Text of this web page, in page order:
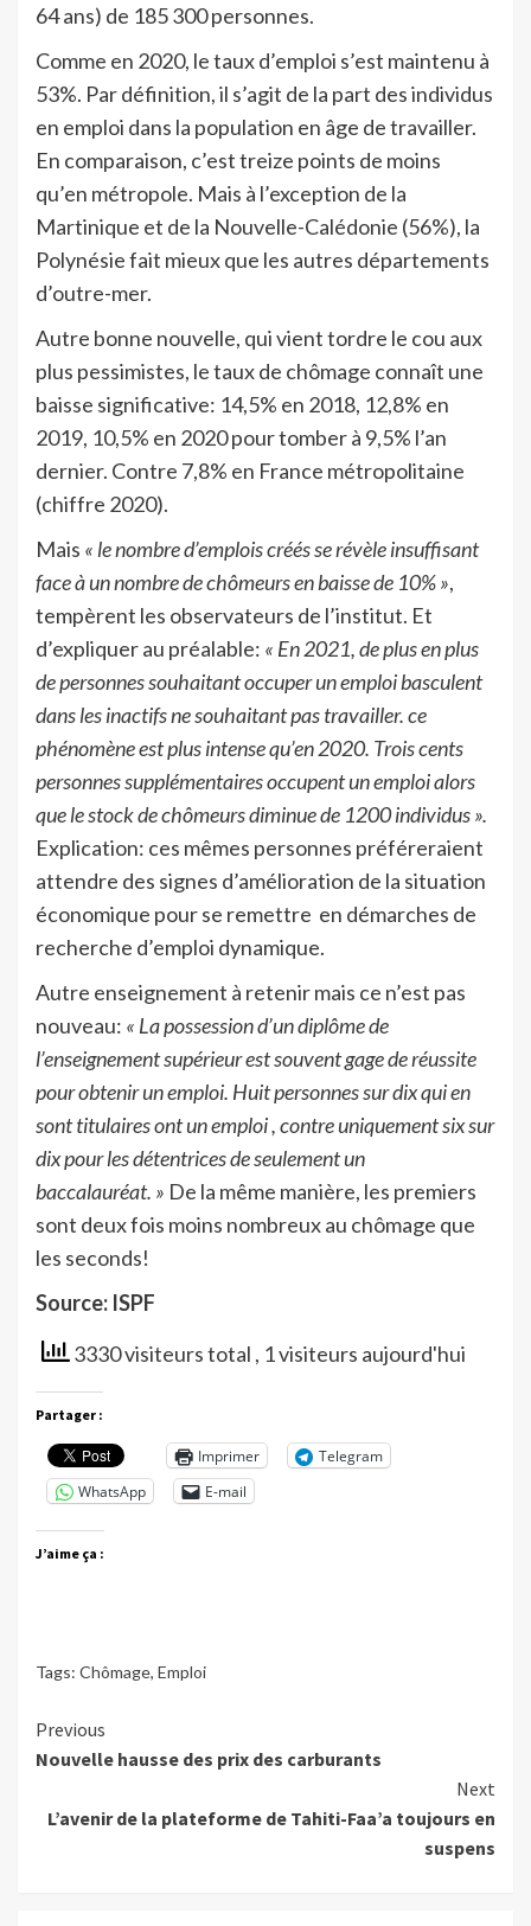
64 ans) de 185 300 personnes.
Comme en 2020, le taux d’emploi s’est maintenu à
53%. Par définition, il s’agit de la part des individus
en emploi dans la population en âge de travailler.
En comparaison, c’est treize points de moins
qu’en métropole. Mais à l’exception de la
Martinique et de la Nouvelle-Calédonie (56%), la
Polynésie fait mieux que les autres départements
d’outre-mer.
Autre bonne nouvelle, qui vient tordre le cou aux
plus pessimistes, le taux de chômage connaît une
baisse significative: 14,5% en 2018, 12,8% en
2019, 10,5% en 2020 pour tomber à 9,5% l’an
dernier. Contre 7,8% en France métropolitaine
(chiffre 2020).
Mais « le nombre d’emplois créés se révèle insuffisant
face à un nombre de chômeurs en baisse de 10% »,
tempèrent les observateurs de l’institut. Et
d’expliquer au préalable: « En 2021, de plus en plus
de personnes souhaitant occuper un emploi basculent
dans les inactifs ne souhaitant pas travailler. ce
phénomène est plus intense qu’en 2020. Trois cents
personnes supplémentaires occupent un emploi alors
que le stock de chômeurs diminue de 1200 individus ».
Explication: ces mêmes personnes préféreraient
attendre des signes d’amélioration de la situation
économique pour se remettre en démarches de
recherche d’emploi dynamique.
Autre enseignement à retenir mais ce n’est pas
nouveau: « La possession d’un diplôme de
l’enseignement supérieur est souvent gage de réussite
pour obtenir un emploi. Huit personnes sur dix qui en
sont titulaires ont un emploi , contre uniquement six sur
dix pour les détentrices de seulement un
baccalauréat. » De la même manière, les premiers
sont deux fois moins nombreux au chômage que
les seconds!
Source: ISPF
3330 visiteurs total , 1 visiteurs aujourd'hui
Partager :
Imprimer
Telegram
WhatsApp
E-mail
J’aime ça :
Tags: Chômage, Emploi
Continue
Reading
Previous
Nouvelle hausse des prix des carburants
Next
L’avenir de la plateforme de Tahiti-Faa’a toujours en
suspens